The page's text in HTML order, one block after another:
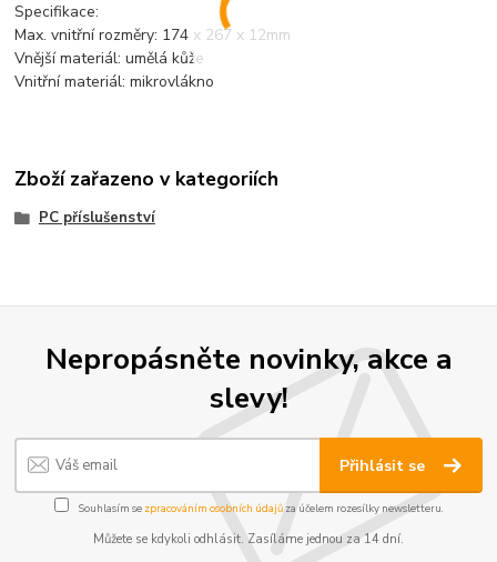
Specifikace:
Max. vnitřní rozměry: 174 x 267 x 12mm
Vnější materiál: umělá kůže
Vnitřní materiál: mikrovlákno
Zboží zařazeno v kategoriích
PC příslušenství
Nepropásněte novinky, akce a
slevy!
Přihlásit se
Souhlasím se zpracováním osobních údajůza účelem rozesílky newsletteru.
Můžete se kdykoli odhlásit. Zasíláme jednou za 14 dní.